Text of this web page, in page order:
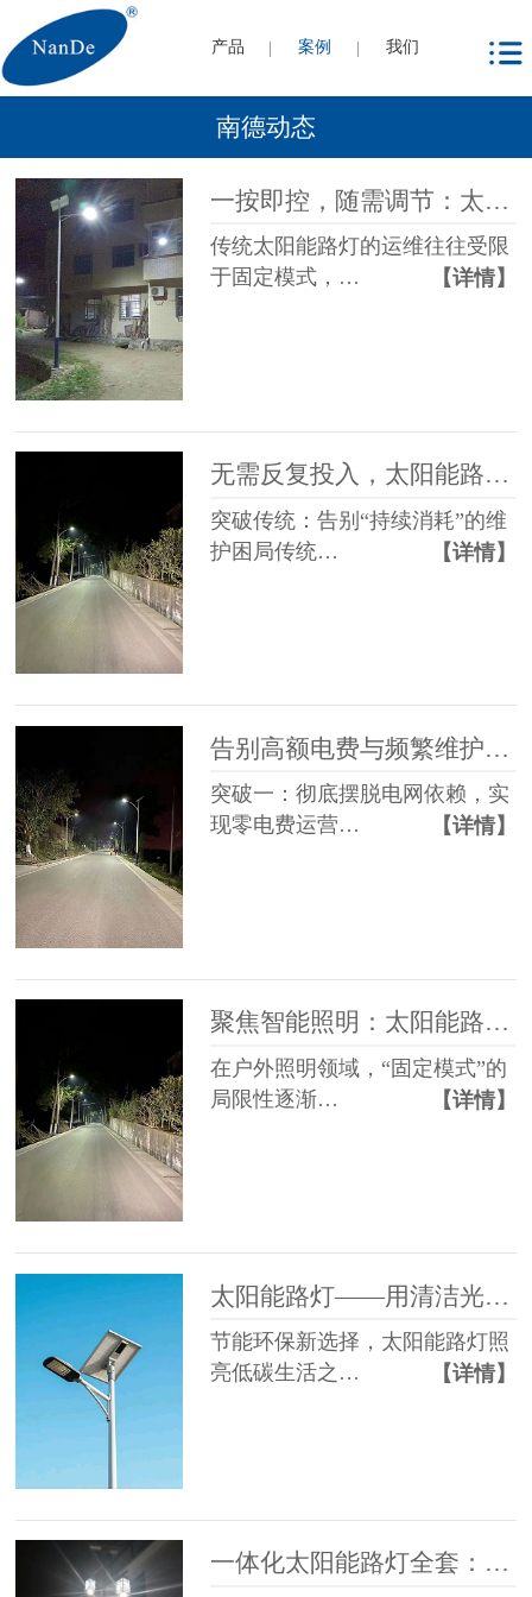
产品 案例 我们
南德动态
一按即控，随需调节：太阳能路灯的遥控控制优势
传统太阳能路灯的运维往往受限
于固定模式，…
【详情】
无需反复投入，太阳能路灯让维护更轻松
突破传统：告别“持续消耗”的维
护困局传统…
【详情】
告别高额电费与频繁维护，太阳能路灯做到了
突破一：彻底摆脱电网依赖，实
现零电费运营…
【详情】
聚焦智能照明：太阳能路灯的人体感应光控技术，让照明更灵活
在户外照明领域，“固定模式”的
局限性逐渐…
【详情】
节能环保新选择，太阳能路灯照
亮低碳生活之…
【详情】
一体化太阳能路灯全套：南德集成方案与项目交付